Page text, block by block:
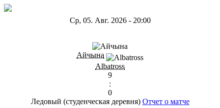
Ср, 05. Авг. 2026- 20:00
Айчына
Albatross
9
:
0
Ледовый (студенческая деревня) Отчет о матче